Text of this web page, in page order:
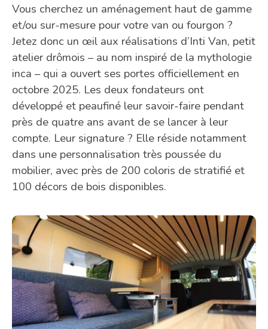
Vous cherchez un aménagement haut de gamme
et/ou sur-mesure pour votre van ou fourgon ?
Jetez donc un œil aux réalisations d’Inti Van, petit
atelier drômois – au nom inspiré de la mythologie
inca – qui a ouvert ses portes officiellement en
octobre 2025. Les deux fondateurs ont
développé et peaufiné leur savoir-faire pendant
près de quatre ans avant de se lancer à leur
compte. Leur signature ? Elle réside notamment
dans une personnalisation très poussée du
mobilier, avec près de 200 coloris de stratifié et
100 décors de bois disponibles.